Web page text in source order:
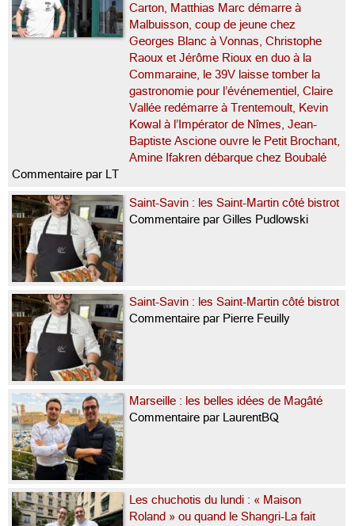
Carton, Matthias Marc démarre à
Malbuisson, coup de jeune chez
Georges Blanc à Vonnas, Christophe
Raoux et Jérôme Rioux en duo à la
Commaraine, le 39V laisse tomber la
gastronomie pour l’événementiel, Claire
Vallée redémarre à Trentemoult, Kevin
Kowal à l’Impérator de Nîmes, Jean-
Baptiste Ascione ouvre le Petit Brochant,
Amine Ifakren débarque chez Boubalé
Commentaire par LT
Saint-Savin : les Saint-Martin côté bistrot
Commentaire par Gilles Pudlowski
Saint-Savin : les Saint-Martin côté bistrot
Commentaire par Pierre Feuilly
Marseille : les belles idées de Magâté
Commentaire par LaurentBQ
Les chuchotis du lundi : « Maison
Roland » ou quand le Shangri-La fait